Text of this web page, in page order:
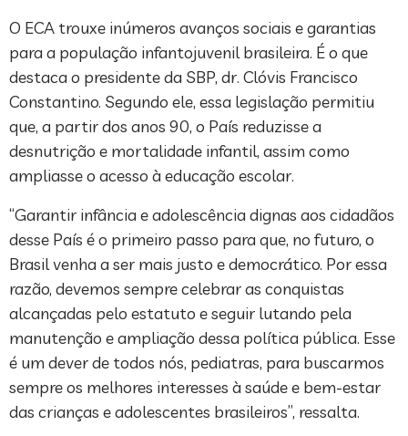
O ECA trouxe inúmeros avanços sociais e garantias
para a população infantojuvenil brasileira. É o que
destaca o presidente da SBP, dr. Clóvis Francisco
Constantino. Segundo ele, essa legislação permitiu
que, a partir dos anos 90, o País reduzisse a
desnutrição e mortalidade infantil, assim como
ampliasse o acesso à educação escolar.
“Garantir infância e adolescência dignas aos cidadãos
desse País é o primeiro passo para que, no futuro, o
Brasil venha a ser mais justo e democrático. Por essa
razão, devemos sempre celebrar as conquistas
alcançadas pelo estatuto e seguir lutando pela
manutenção e ampliação dessa política pública. Esse
é um dever de todos nós, pediatras, para buscarmos
sempre os melhores interesses à saúde e bem-estar
das crianças e adolescentes brasileiros”, ressalta.